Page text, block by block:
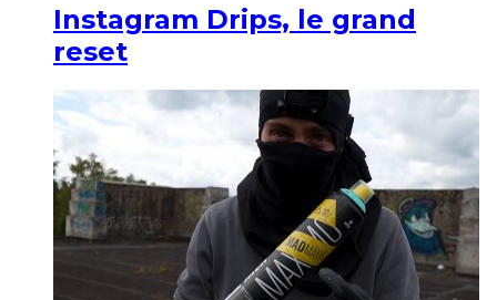
Instagram Drips, le grand
reset